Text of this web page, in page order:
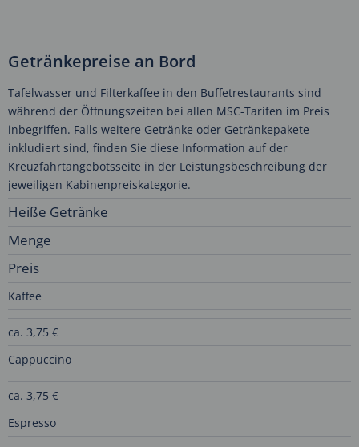
Getränkepreise an Bord
Tafelwasser und Filterkaffee in den Buffetrestaurants sind
während der Öffnungszeiten bei allen MSC-Tarifen im Preis
inbegriffen. Falls weitere Getränke oder Getränkepakete
inkludiert sind, finden Sie diese Information auf der
Kreuzfahrtangebotsseite in der Leistungsbeschreibung der
jeweiligen Kabinenpreiskategorie.
Heiße Getränke
Menge
Preis
Kaffee
ca. 3,75 €
Cappuccino
ca. 3,75 €
Espresso